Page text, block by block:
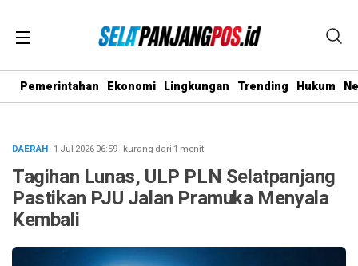
Pemerintahan Ekonomi Lingkungan Trending Hukum
DAERAH· 1 Jul 202606:59· kurang dari 1 menit
Tagihan Lunas, ULP PLN Selatpanjang
Pastikan PJU Jalan Pramuka Menyala
Kembali